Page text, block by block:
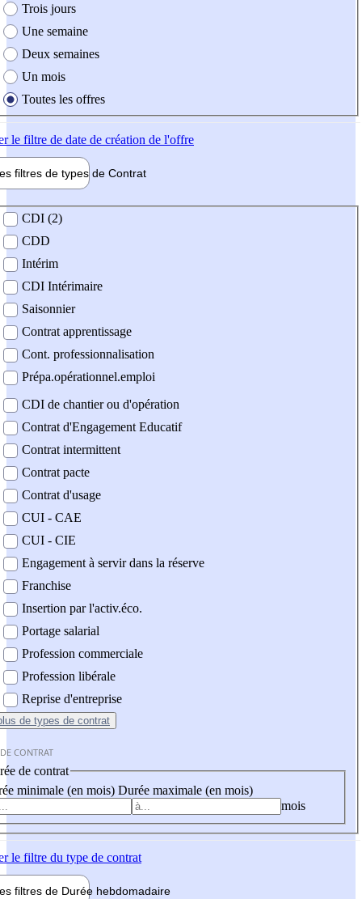
Trois jours
Une semaine
Deux semaines
Un mois
Toutes les offres
le filtre de date de création de l'offre
filtres de types de Contrat
contrat
CDI (2)
CDD
Intérim
CDI Intérimaire
Saisonnier
Contrat apprentissage
Cont. professionnalisation
Prépa.opérationnel.emploi
CDI de chantier ou d'opération
Contrat d'Engagement Educatif
Contrat intermittent
Contrat pacte
Contrat d'usage
CUI - CAE
CUI - CIE
Engagement à servir dans la réserve
Franchise
Insertion par l'activ.éco.
Portage salarial
Profession commerciale
Profession libérale
Reprise d'entreprise
de types de contrat
CONTRAT
de contrat
minimale (en mois) Durée maximale (en mois)
mois
le filtre du type de contrat
filtres de Durée hebdomadaire